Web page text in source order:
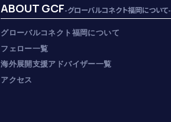
ABOUT GCF-グローバルコネクト福岡について-
グローバルコネクト福岡について
フェロー一覧
海外展開支援アドバイザー一覧
アクセス